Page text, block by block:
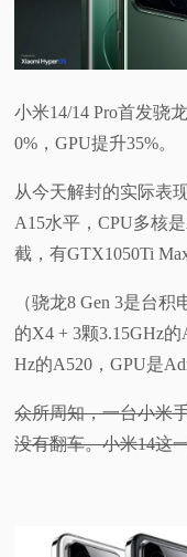
小米14/14 Pro首发骁
0%，GPU提升35%。
从今天解封的实际表
A15水平，CPU多核
截，有GTX1050Ti
（骁龙8 Gen 3是台
的X4 + 3颗3.15GHz的
Hz的A520，GPU是
众所周知，一台小米
没有翻车。小米14这